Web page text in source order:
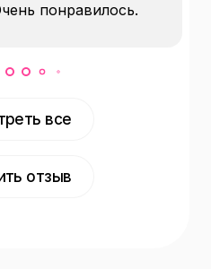
понравилось.
все
отзыв